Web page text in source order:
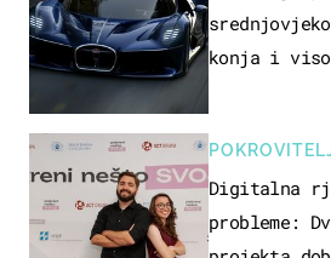
konja i
ZAGREB
Digitalna
probleme: